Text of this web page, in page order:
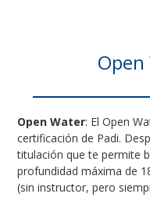
Open Water: El Open
certificación de Padi.
titulación que te permite
profundidad máxima de
(sin instructor, pero